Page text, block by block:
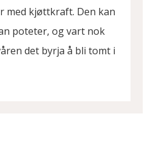
med kjøttkraft. Den kan
poteter, og vart nok
det byrja å bli tomt i